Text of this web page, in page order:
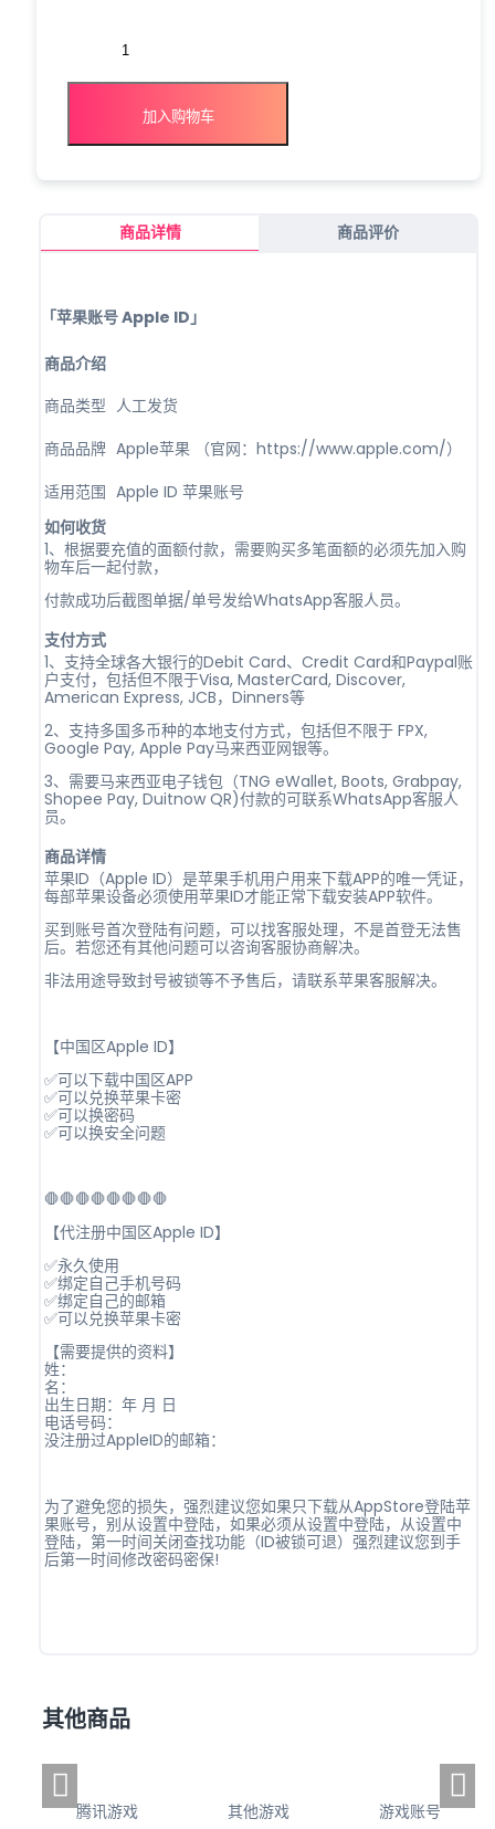
加入购物车
商品详情 商品评价
「苹果账号 Apple ID」
商品介绍
商品类型 人工发货
商品品牌 Apple苹果 （官网：https://www.apple.com/）
适用范围 Apple ID 苹果账号
如何收货
1、根据要充值的面额付款，需要购买多笔面额的必须先加入购
物车后一起付款，
付款成功后截图单据/单号发给WhatsApp客服人员。
支付方式
1、支持全球各大银行的Debit Card、Credit Card和Paypal账
户支付，包括但不限于Visa, MasterCard, Discover,
American Express, JCB，Dinners等
2、支持多国多币种的本地支付方式，包括但不限于 FPX,
Google Pay, Apple Pay马来西亚网银等。
3、需要马来西亚电子钱包（TNG eWallet, Boots, Grabpay,
Shopee Pay, Duitnow QR)付款的可联系WhatsApp客服人
员。
商品详情
苹果ID（Apple ID）是苹果手机用户用来下载APP的唯一凭证，
每部苹果设备必须使用苹果ID才能正常下载安装APP软件。
买到账号首次登陆有问题，可以找客服处理，不是首登无法售
后。若您还有其他问题可以咨询客服协商解决。
非法用途导致封号被锁等不予售后，请联系苹果客服解决。
【中国区Apple ID】
✅可以下载中国区APP
✅可以兑换苹果卡密
✅可以换密码
✅可以换安全问题
🛑🛑🛑🛑🛑🛑🛑🛑
【代注册中国区Apple ID】
✅永久使用
✅绑定自己手机号码
✅绑定自己的邮箱
✅可以兑换苹果卡密
【需要提供的资料】
姓：
名：
出生日期：年 月 日
电话号码：
没注册过AppleID的邮箱：
为了避免您的损失，强烈建议您如果只下载从AppStore登陆苹
果账号，别从设置中登陆，如果必须从设置中登陆，从设置中
登陆，第一时间关闭查找功能（ID被锁可退）强烈建议您到手
后第一时间修改密码密保!
其他商品
腾讯游戏 其他游戏 游戏账号